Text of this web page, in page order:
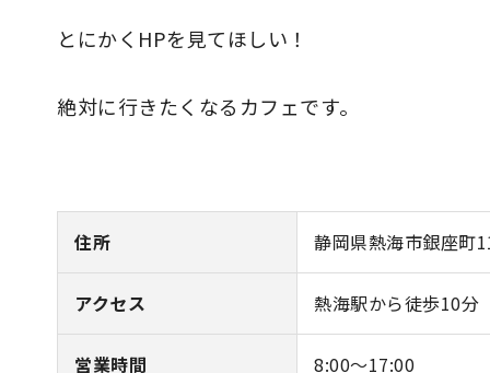
とにかくHPを見てほしい！
絶対に行きたくなるカフェです。
住所 静岡県熱海市銀座町
アクセス 熱海駅から徒歩10分
営業時間 8:00〜17:00